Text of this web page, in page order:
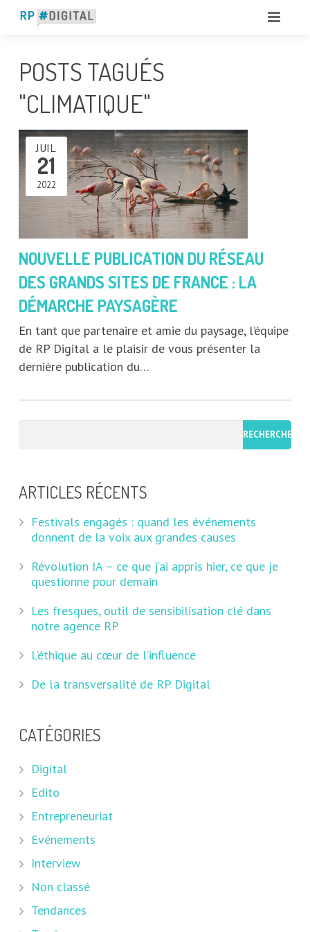
POSTS TAGUÉS
"CLIMATIQUE"
NOUVELLE PUBLICATION DU RÉSEAU
DES GRANDS SITES DE FRANCE : LA
DÉMARCHE PAYSAGÈRE
JUIL
21
2022
En tant que partenaire et amie du paysage, l’équipe
de RP Digital a le plaisir de vous présenter la
dernière publication du…
ARTICLES RÉCENTS
Festivals engagés : quand les événements
donnent de la voix aux grandes causes
Révolution IA – ce que j’ai appris hier, ce que je
questionne pour demain
Les fresques, outil de sensibilisation clé dans
notre agence RP
L’éthique au cœur de l’influence
De la transversalité de RP Digital
CATÉGORIES
Digital
Edito
Entrepreneuriat
Evénements
Interview
Non classé
Tendances